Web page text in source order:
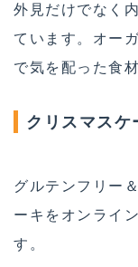
外見だけでなく
ています。オー
で気を配った食
クリスマス
グルテンフリー
ーキをオンライ
す。